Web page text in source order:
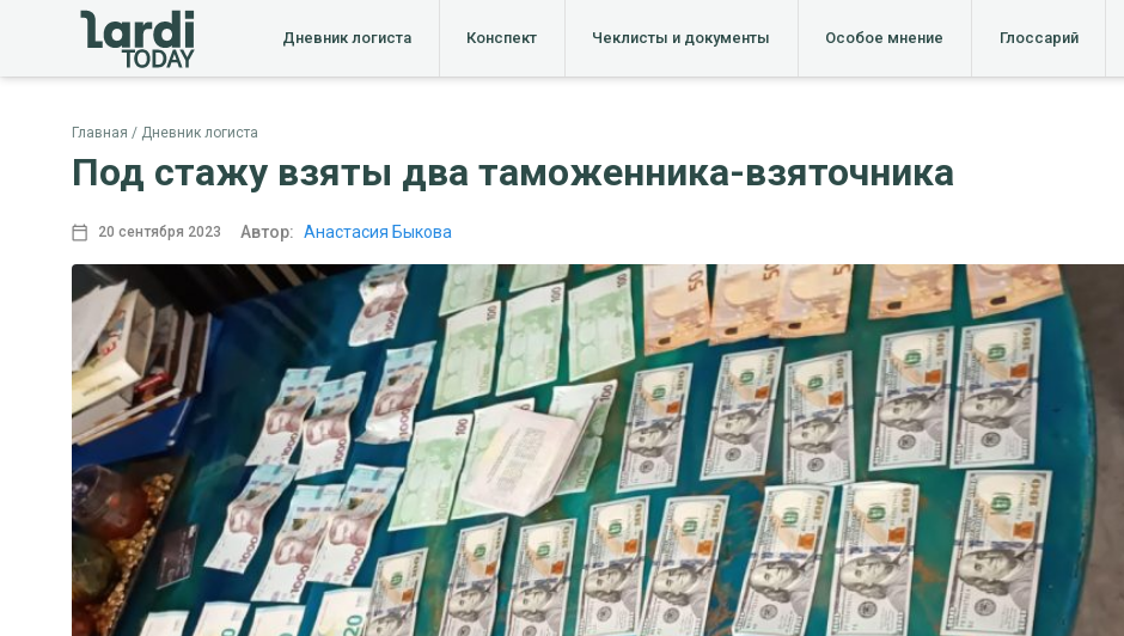
Дневник логиста Конспект Чеклисты и документы Особое мнение Глоссарий
Главная Дневник логиста
Под стажу взяты два таможенника-взяточника
20 сентября 2023 Автор: Анастасия Быкова